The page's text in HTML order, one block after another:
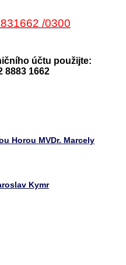
/0300
účtu použijte:
8883 1662
Horou MVDr. Marcely
Kymr